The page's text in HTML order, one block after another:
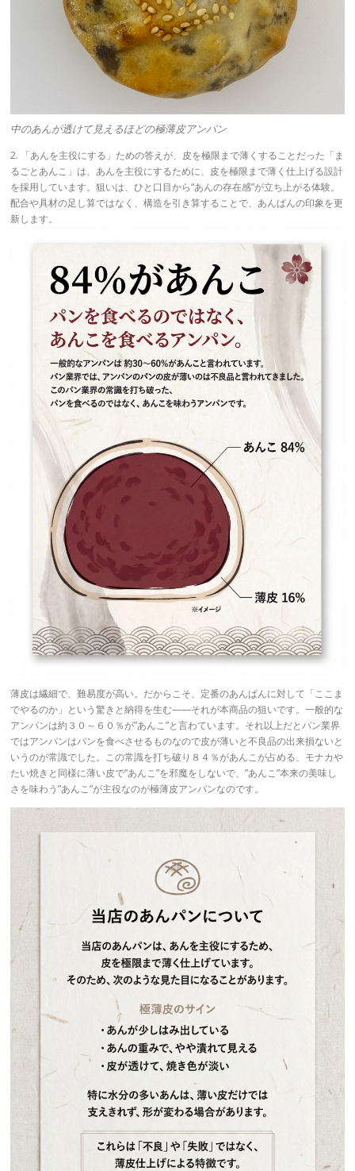
中のあんが透けて見えるほどの極薄皮アンパン
2. 「あんを主役にする」ための答えが、皮を極限まで薄くすることだった「ま
るごとあんこ」は、あんを主役にするために、皮を極限まで薄く仕上げる設計
を採用しています。狙いは、ひと口目から“あんの存在感”が立ち上がる体験。
配合や具材の足し算ではなく、構造を引き算することで、あんぱんの印象を更
新します。
薄皮は繊細で、難易度が高い。だからこそ、定番のあんぱんに対して「ここま
でやるのか」という驚きと納得を生む——それが本商品の狙いです。一般的な
アンパンは約３０～６０％が”あんこ”と言わています。それ以上だとパン業界
ではアンパンはパンを食べさせるものなので皮が薄いと不良品の出来損ないと
いうのが常識でした。この常識を打ち破り８４％があんこが占める、モナカや
たい焼きと同様に薄い皮で”あんこ”を邪魔をしないで、”あんこ”本来の美味し
さを味わう”あんこ”が主役なのが極薄皮アンパンなのです。